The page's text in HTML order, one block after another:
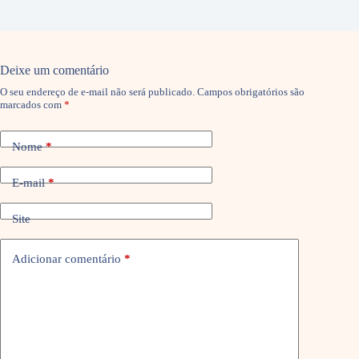
Deixe um comentário
O seu endereço de e-mail não será publicado. Campos obrigatórios são
marcados com *
Nome*
E-mail*
Site
Adicionar comentário *